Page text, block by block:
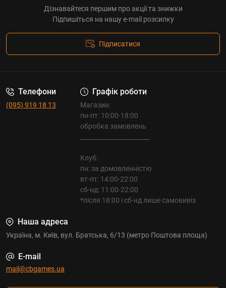
Дізнавайтеся першим про акції та знижки
Підпишіться на нашу e-mail розсилку
Підписатися
Телефони
(095) 919 18 13
Графік роботи
Магазин:
пн-пт: 10:00-18:00
обробка замовлень
Клуб:
пн: за домовленністю
вт-пт: 14:00-22:00
сб-нд: 11:00-22:00
*після 18:00 і сб-нд лише самовивіз
Наша адреса
Україна, м. Київ, вул. Братська, 6/13 (метро Поштова площа)
E-mail
mail@cbgames.ua